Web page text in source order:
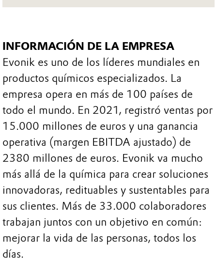
INFORMACIÓN DE LA EMPRESA
Evonik es uno de los líderes mundiales en
productos químicos especializados. La
empresa opera en más de 100 países de
todo el mundo. En 2021, registró ventas por
15.000 millones de euros y una ganancia
operativa (margen EBITDA ajustado) de
2380 millones de euros. Evonik va mucho
más allá de la química para crear soluciones
innovadoras, redituables y sustentables para
sus clientes. Más de 33.000 colaboradores
trabajan juntos con un objetivo en común:
mejorar la vida de las personas, todos los
días.